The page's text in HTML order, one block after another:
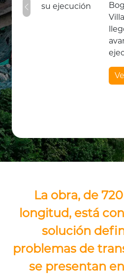
Previous
La obra, de
longitud, está
solución
problemas de
se presentan